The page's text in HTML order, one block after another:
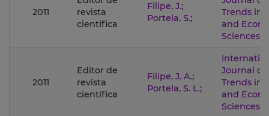
2011
revista
científica
Filipe, J.;
Portela, S.;
Trends in
and
Sciences
2011
Editor de
revista
científica
Filipe, J. A.;
Portela, S. L.;
Journal of
Trends in
and
Sciences